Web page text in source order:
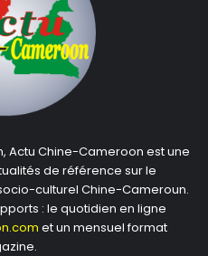
Actu Chine-Cameroon est une
de référence sur le
culturel Chine-Cameroun.
: le quotidien en ligne
et un mensuel format